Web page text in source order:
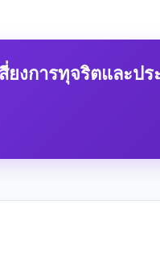
ยงการทุจริตและป